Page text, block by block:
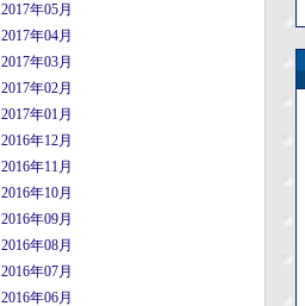
2017年05月
2017年04月
2017年03月
2017年02月
2017年01月
2016年12月
2016年11月
2016年10月
2016年09月
2016年08月
2016年07月
2016年06月